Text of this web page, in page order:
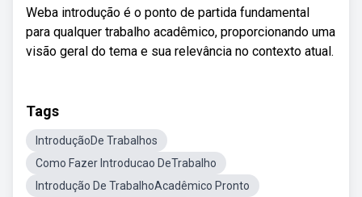
Weba introdução é o ponto de partida fundamental
para qualquer trabalho acadêmico, proporcionando uma
visão geral do tema e sua relevância no contexto atual.
Tags
IntroduçãoDe Trabalhos
Como Fazer Introducao DeTrabalho
Introdução De TrabalhoAcadêmico Pronto